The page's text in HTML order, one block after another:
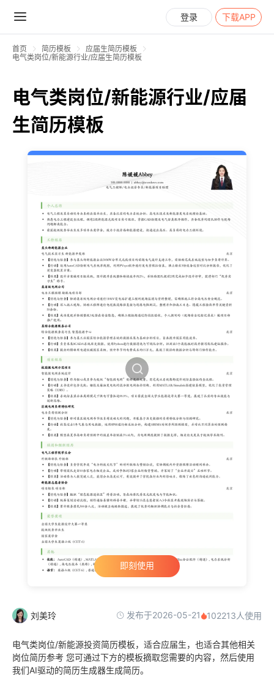
登录 下载APP
首页 简历模板
应届生简历模板
电气类岗位/新能源行业/应届生简历模板
电气类岗位/新能源行业/应届
生简历模板
即刻使用
刘美玲 发布于2026-05-21 102213人使用
电气类岗位/新能源投资简历模板，适合应届生，也适合其他相关
岗位简历参考 您可通过下方的模板摘取您需要的内容，然后使用
我们AI驱动的简历生成器生成简历。